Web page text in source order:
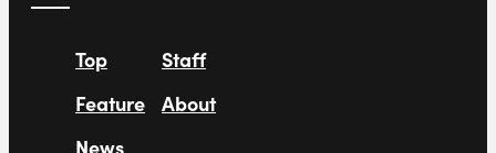
Top
Feature
News
Staff
About